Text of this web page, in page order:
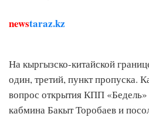
newstaraz.kz
На кыргызско-китайской
один, третий, пункт пропуска.
вопрос открытия КПП
кабмина Бакыт Торобаев и